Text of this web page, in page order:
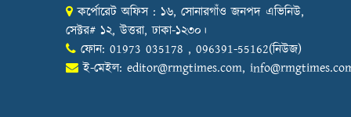
কর্পোরেট অফিস : ১৬, সোনারগাঁও জনপদ এভিনিউ,
সেক্টর# ১২, উত্তরা, ঢাকা-১২৩০।
ফোন: 01973 035178 , 096391-55162(নিউজ)
ই-মেইল: editor@rmgtimes.com,